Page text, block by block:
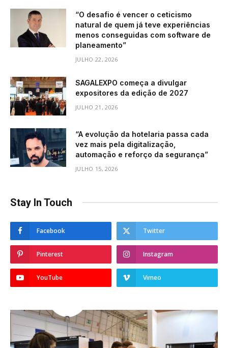
“O desafio é vencer o ceticismo
natural de quem já teve experiências
menos conseguidas com software de
planeamento”
JULHO 22, 2026
SAGALEXPO começa a divulgar
expositores da edição de 2027
JULHO 21, 2026
“A evolução da hotelaria passa cada
vez mais pela digitalização,
automação e reforço da segurança”
JULHO 15, 2026
Stay In Touch
Facebook Twitter
Pinterest Instagram
YouTube Vimeo